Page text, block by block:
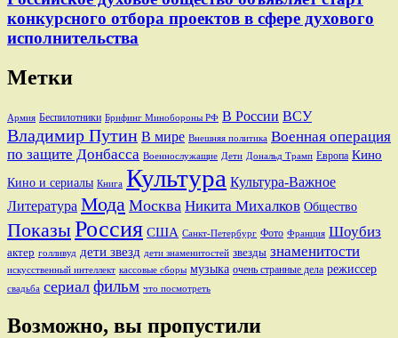
конкурсного отбора проектов в сфере духового
исполнительства
Метки
Армия Беспилотники Брифинг Минобороны РФ В России ВСУ
Владимир Путин В мире Внешняя политика Военная операция
по защите Донбасса Военнослужащие Дети Дональд Трамп Европа Кино
Кино и сериалы Книга Культура Культура-Важное
Литература Мода Москва Никита Михалков Общество
ПоказыРоссия США Санкт-Петербург Фото Франция Шоубиз
актер голливуд дети звезд дети знаменитостей звезды знаменитости
искусственный интеллект кассовые сборы музыка очень странные дела режиссер
свадьба сериал фильм что посмотреть
Возможно, вы пропустили